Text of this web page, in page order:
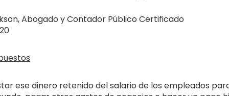
Abogado y Contador Público Certificado
ese dinero retenido del salario de los empleados